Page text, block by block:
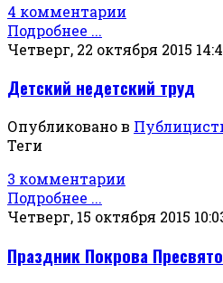
4 комментарии
Подробнее ...
Четверг, 22 октября 2015
Детский недетский труд
Опубликовано в
Теги
3 комментарии
Подробнее ...
Четверг, 15 октября 2015
Праздник Покрова